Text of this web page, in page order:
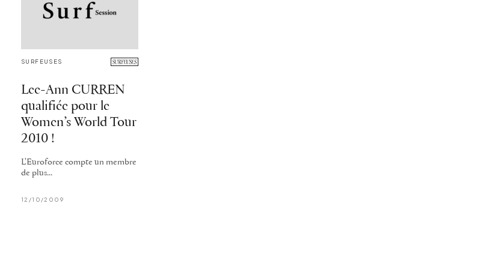
SURFEUSES
Lee-Ann CURREN
qualifiée pour le
Women’s World Tour
2010 !
L'Euroforce compte un membre
de plus...
12/10/2009